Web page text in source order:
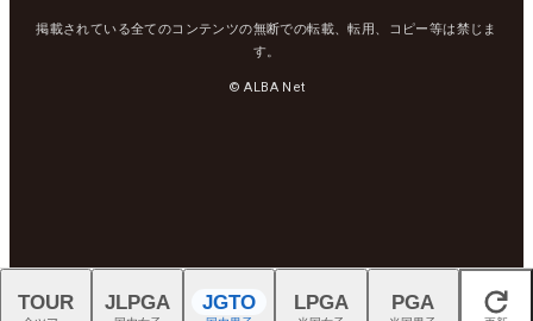
掲載されている全てのコンテンツの無断での転載、転用、コピー等は禁じま
す。
© ALBA Net
閉じる
TOUR JLPGA JGTO LPGA PGA